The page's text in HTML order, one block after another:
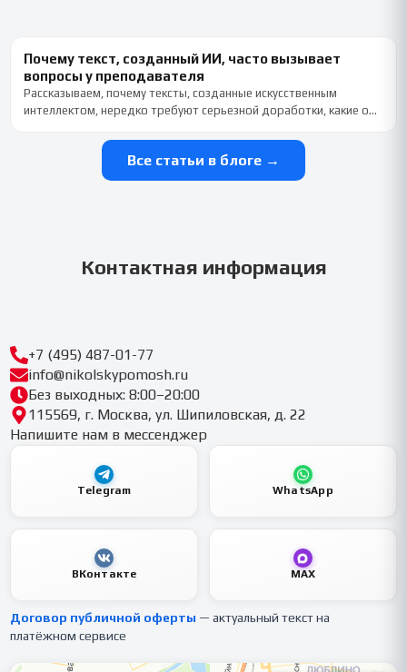
Почему текст, созданный ИИ, часто вызывает
вопросы у преподавателя
Рассказываем, почему тексты, созданные искусственным
интеллектом, нередко требуют серьезной доработки, какие о…
Все статьи в блоге →
Контактная информация
+7 (495) 487-01-77
info@nikolskypomosh.ru
Без выходных: 8:00–20:00
115569, г. Москва, ул. Шипиловская, д. 22
Напишите нам в мессенджер
Telegram WhatsApp
ВКонтакте MAX
Договор публичной оферты — актуальный текст на
платёжном сервисе